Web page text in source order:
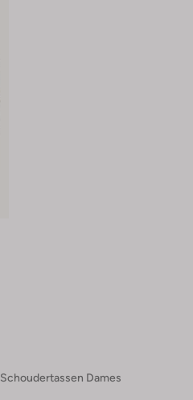
Schoudertassen Dames